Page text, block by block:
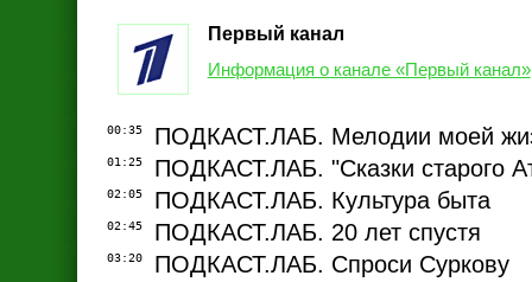
Первый канал
Информация о канале «Первый канал»
00:35 ПОДКАСТ.ЛАБ. Мелодии моей
01:25 ПОДКАСТ.ЛАБ. "Сказки старого
02:05 ПОДКАСТ.ЛАБ. Культура быта
02:45 ПОДКАСТ.ЛАБ. 20 лет спустя
03:20 ПОДКАСТ.ЛАБ. Спроси Суркову